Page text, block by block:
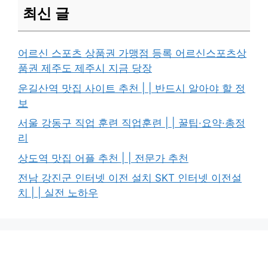
최신 글
어르신 스포츠 상품권 가맹점 등록 어르신스포츠상
품권 제주도 제주시 지금 당장
운길산역 맛집 사이트 추천 | | 반드시 알아야 할 정
보
서울 강동구 직업 훈련 직업훈련 | | 꿀팁·요약·총정
리
상도역 맛집 어플 추천 | | 전문가 추천
전남 강진군 인터넷 이전 설치 SKT 인터넷 이전설
치 | | 실전 노하우